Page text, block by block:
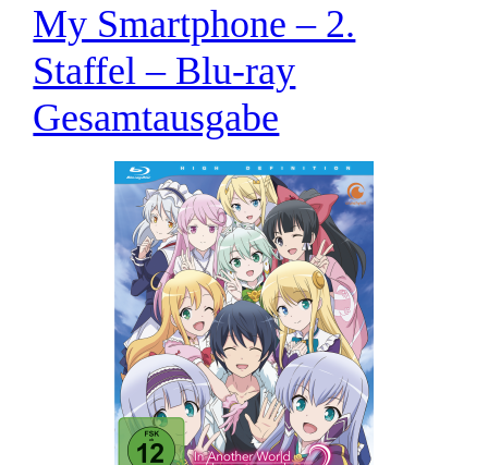
My Smartphone – 2.
Staffel – Blu-ray
Gesamtausgabe